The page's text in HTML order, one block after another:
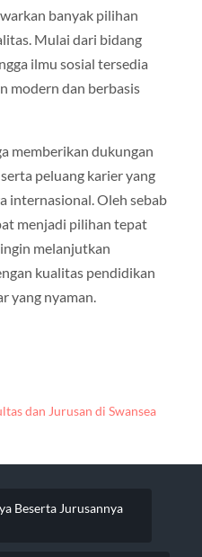
banyak pilihan
Mulai dari bidang
ilmu sosial tersedia
modern dan berbasis
memberikan dukungan
peluang karier yang
internasional. Oleh sebab
menjadi pilihan tepat
melanjutkan
kualitas pendidikan
yang nyaman.
dan Jurusan di Swansea
Beserta Jurusannya